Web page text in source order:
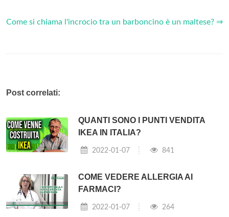
Come si chiama l'incrocio tra un barboncino è un maltese? ⇒
Post correlati:
QUANTI SONO I PUNTI VENDITA
IKEA IN ITALIA?
2022-01-07 841
COME VEDERE ALLERGIA AI
FARMACI?
2022-01-07 264